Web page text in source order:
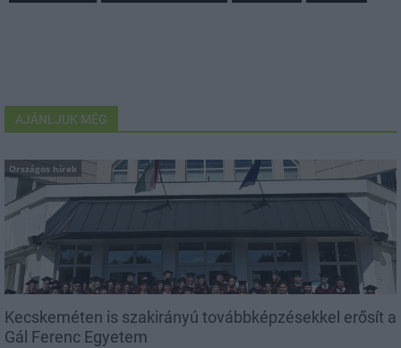
AJÁNLJUK MÉG
Országos hírek
Kecskeméten is szakirányú továbbképzésekkel erősít a
Gál Ferenc Egyetem